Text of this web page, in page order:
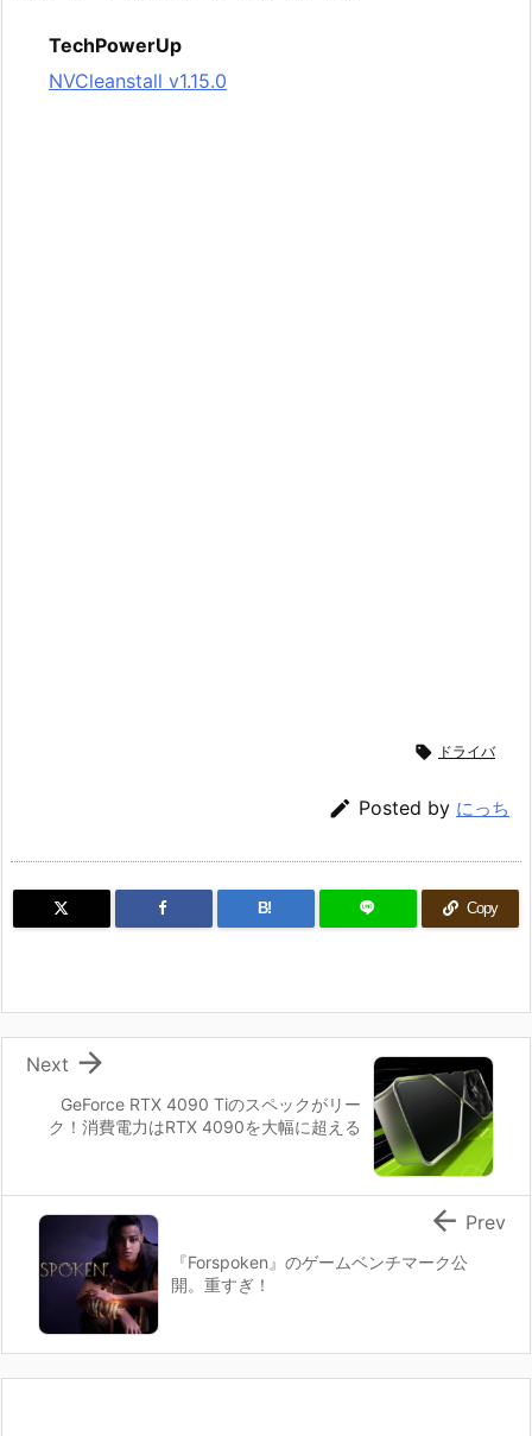
TechPowerUp
NVCleanstall v1.15.0
 ドライバ
 Posted by にっち
B! Copy
GeForce RTX 4090 Tiのスペックがリー
ク！消費電力はRTX 4090を大幅に超える

Next
『Forspoken』のゲームベンチマーク公
開。重すぎ！
 Prev